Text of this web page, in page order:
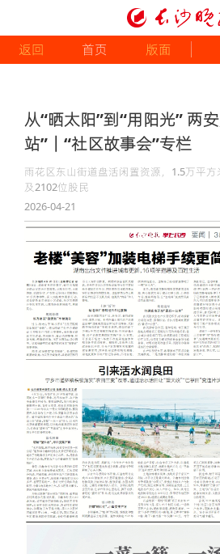
返回 首页 版面
从“晒太阳”到“用阳光” 两
站”｜“社区故事会”专栏
雨花区东山街道盘活闲置资源，1.5万平
及2102位股民
2026-04-21